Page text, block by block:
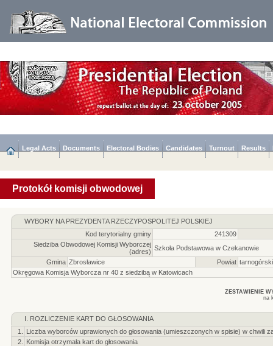
Legal Acts Documents Electoral Bodies Candidates Turnout Results
Protokół komisji obwodowej
WYBORY NA PREZYDENTA RZECZYPOSPOLITEJ POLSKIEJ
Kod terytorialny gminy
241309
Siedziba Obwodowej Komisji Wyborczej
(adres) Szkoła Podstawowa w Czekanowie
Gmina Zbrosławice Powiat tarnogórski
Okręgowa Komisja Wyborcza nr 40 z siedzibą w Katowicach
ZESTAWIENIE
na
I. ROZLICZENIE KART DO GŁOSOWANIA
1.
Liczba wyborców uprawionych do głosowania (umieszczonych w spisie) w chwili
2.
Komisja otrzymała kart do głosowania